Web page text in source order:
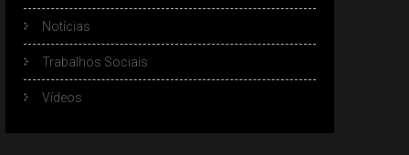
Notícias
Trabalhos Sociais
Vídeos